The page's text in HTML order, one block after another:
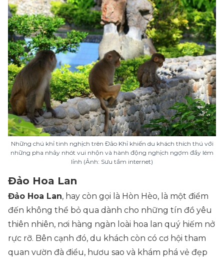
Những chú khỉ tinh nghịch trên Đảo Khỉ khiến du khách thích thú với
những pha nhảy nhót vui nhộn và hành động nghịch ngợm đầy lém
lỉnh (Ảnh: Sưu tầm internet)
Đảo Hoa Lan
Đảo Hoa Lan, hay còn gọi là Hòn Hèo, là một điểm
đến không thể bỏ qua dành cho những tín đồ yêu
thiên nhiên, nơi hàng ngàn loài hoa lan quý hiếm nở
rực rỡ. Bên cạnh đó, du khách còn có cơ hội tham
quan vườn đà điểu, hươu sao và khám phá vẻ đẹp